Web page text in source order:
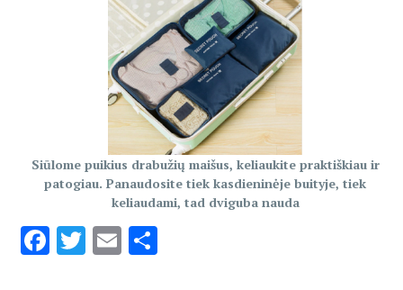
Siūlome puikius drabužių maišus, keliaukite praktiškiau ir
patogiau. Panaudosite tiek kasdieninėje buityje, tiek
keliaudami, tad dviguba nauda
Facebook
Twitter
Email